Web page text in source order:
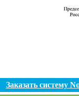
Заказать систему